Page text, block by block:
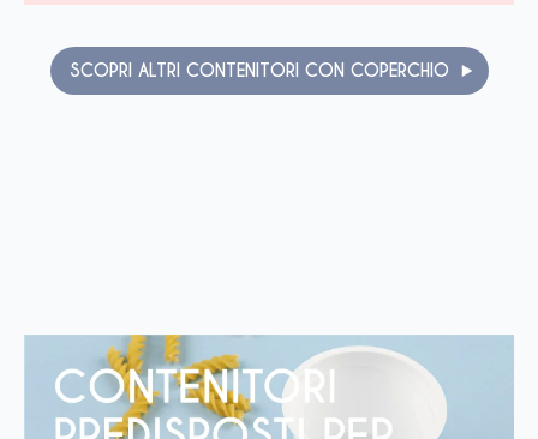
SCOPRI ALTRI CONTENITORI CON COPERCHIO